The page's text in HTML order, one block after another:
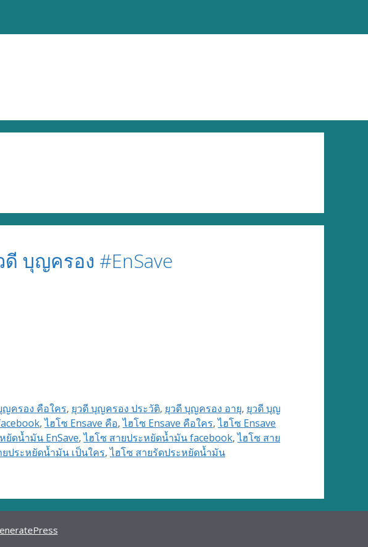
บุญครอง #EnSave
ญครอง คือใคร, ยุวดี บุญครอง ประวัติ, ยุวดี บุญครอง อายุ, ยุวดี บุญ
,ไฮโซ Ensave คือ,ไฮโซ Ensave คือใคร,ไฮโซ Ensave
ยัดน้ำมัน EnSave,ไฮโซ สายประหยัดน้ำมัน facebook,ไฮโซ สาย
ประหยัดน้ำมัน เป็นใคร,ไฮโซ สายรัดประหยัดน้ำมัน